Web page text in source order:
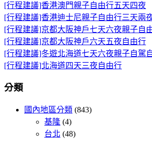
[行程建議]香港澳門親子自由行五天四夜
[行程建議]香港迪士尼親子自由行三天兩
[行程建議]京都大阪神戶七天六夜親子自
[行程建議]京都大阪神戶六天五夜自由行
[行程建議]冬遊北海道七天六夜親子自駕
[行程建議]北海道四天三夜自由行
分類
國內地區分類 (843)
基隆 (4)
台北 (48)